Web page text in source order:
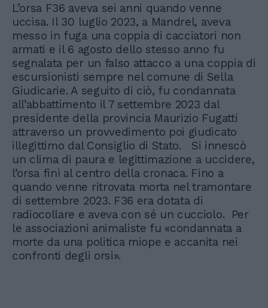
L’orsa F36 aveva sei anni quando venne
uccisa. Il 30 luglio 2023, a Mandrel, aveva
messo in fuga una coppia di cacciatori non
armati e il 6 agosto dello stesso anno fu
segnalata per un falso attacco a una coppia di
escursionisti sempre nel comune di Sella
Giudicarie. A seguito di ciò, fu condannata
all’abbattimento il 7 settembre 2023 dal
presidente della provincia Maurizio Fugatti
attraverso un provvedimento poi giudicato
illegittimo dal Consiglio di Stato. Si innescò
un clima di paura e legittimazione a uccidere,
l’orsa finì al centro della cronaca. Fino a
quando venne ritrovata morta nel tramontare
di settembre 2023. F36 era dotata di
radiocollare e aveva con sé un cucciolo. Per
le associazioni animaliste fu «condannata a
morte da una politica miope e accanita nei
confronti degli orsi».